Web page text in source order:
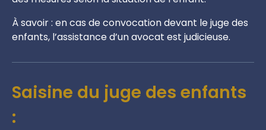
À savoir : en cas de convocation devant le juge des
enfants, l’assistance d’un avocat est judicieuse.
Saisine du juge des enfants
: